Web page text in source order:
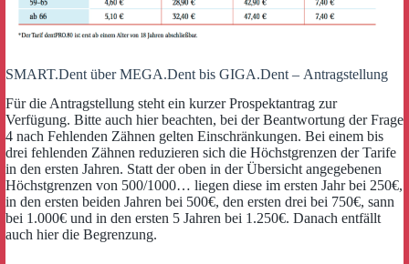
SMART.Dent über MEGA.Dent bis GIGA.Dent – Antragstellung
Für die Antragstellung steht ein kurzer Prospektantrag zur
Verfügung. Bitte auch hier beachten, bei der Beantwortung der Frage
4 nach Fehlenden Zähnen gelten Einschränkungen. Bei einem bis
drei fehlenden Zähnen reduzieren sich die Höchstgrenzen der Tarife
in den ersten Jahren. Statt der oben in der Übersicht angegebenen
Höchstgrenzen von 500/1000… liegen diese im ersten Jahr bei 250€,
in den ersten beiden Jahren bei 500€, den ersten drei bei 750€, sann
bei 1.000€ und in den ersten 5 Jahren bei 1.250€. Danach entfällt
auch hier die Begrenzung.